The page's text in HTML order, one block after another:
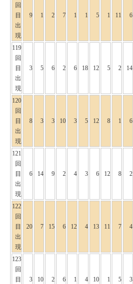
回
目
出
現
9 1 2 7 1 1 5 1 11 6
119
回
目
出
現
3 5 6 2 6 18 12 5 2 14
120
回
目
出
現
8 3 3 10 3 5 12 8 1 6
121
回
目
出
現
6 14 9 2 4 3 6 12 8 2
122
回
目
出
現
20 7 15 6 12 4 13 11 7 4
123
回
目
3 10 2 6 1 4 10 1 5 3